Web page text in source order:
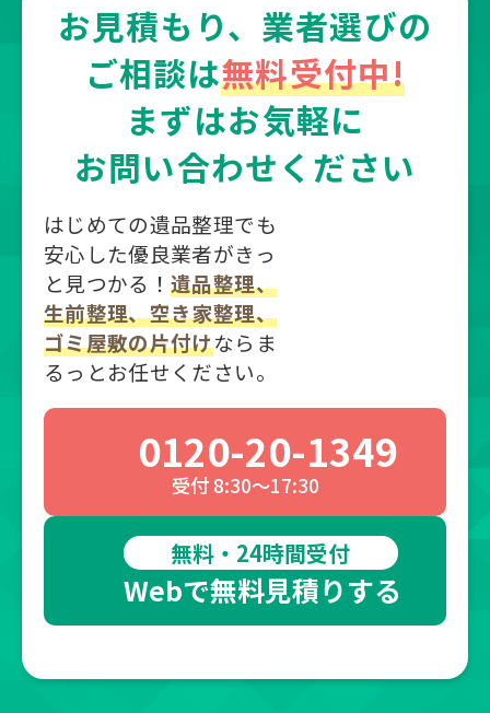
お見積もり、業者選びの
ご相談は無料受付中!
まずはお気軽に
お問い合わせください
はじめての遺品整理でも
安心した優良業者がきっ
と見つかる！遺品整理、
生前整理、空き家整理、
ゴミ屋敷の片付けならま
るっとお任せください。
0120-20-1349
受付 8:30～17:30
無料・24時間受付
Webで無料見積りする